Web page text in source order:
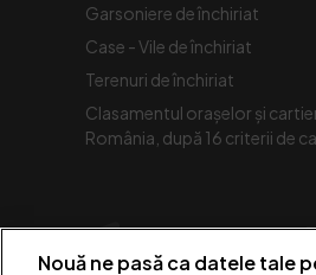
Garsoniere de închiriat
Case - Vile de închiriat
Terenuri de închiriat
Clasamentul orașelor și
România, după 16 criterii de
Nouă ne pasă ca datele tale